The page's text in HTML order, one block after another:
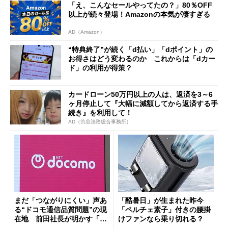
「え、こんなセールやってたの？」80％OFF
以上が続々登場！Amazonの本気が凄すぎる
AD（Amazon）
“特典終了”が続く「d払い」「dポイント」の
お得さはどう変わるのか これからは「dカー
ド」の利用が得策？
カードローン50万円以上の人は、返済を3～6
ヶ月停止して『大幅に減額してから返済する手
続き』を利用して！
AD（渋谷法務総合事務所）
まだ「つながりにくい」声あ
る“ドコモ通信品質問題”の現
在地 前田社長が明かす「道
「酷暑日」が生まれた昨今
「ペルチェ素子」付きの腰掛
けファンなら乗り切れる？